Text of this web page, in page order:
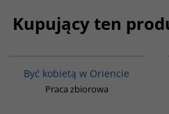
Kupujący ten
Być kobietą w Oriencie
Praca zbiorowa